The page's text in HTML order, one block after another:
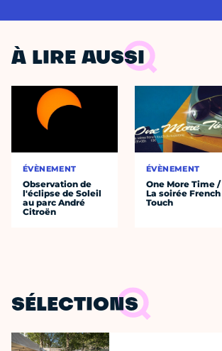
À LIRE AUSSI
ÉVÈNEMENT
Observation de
l'éclipse de Soleil
au parc André
Citroën
ÉVÈNEMENT
One More Time /
La soirée French
Touch
SÉLECTIONS